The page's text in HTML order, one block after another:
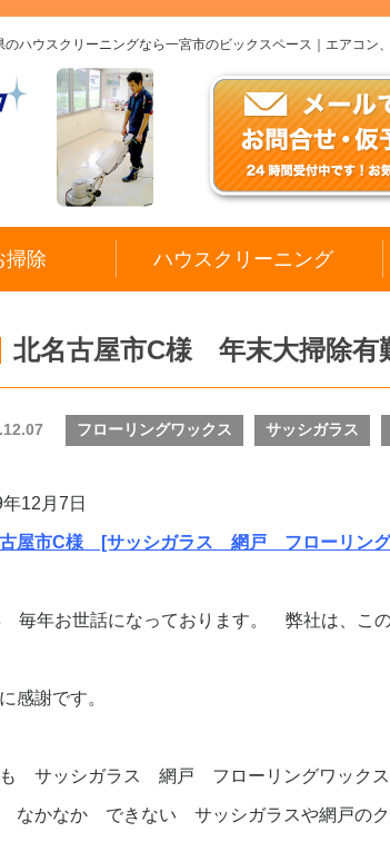
ハウスクリーニングなら一宮市のビックスペース｜エアコン
掃除 ハウスクリーニング
北名古屋市C様 年末大掃除有
フローリングワックス サッシガラス
12月7日
屋市C様 [サッシガラス 網戸 フローリング
毎年お世話になっております。 弊社は、こ
感謝です。
サッシガラス 網戸 フローリングワック
なかなか できない サッシガラスや網戸の